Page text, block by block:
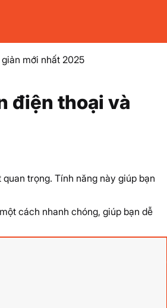
mới nhất 2025
điện thoại và
quan trọng. Tính năng này giúp bạn
một cách nhanh chóng, giúp bạn dễ